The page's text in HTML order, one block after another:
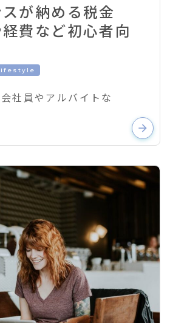
が納める税金
費など初心者向
社員やアルバイトな
arrow_forward